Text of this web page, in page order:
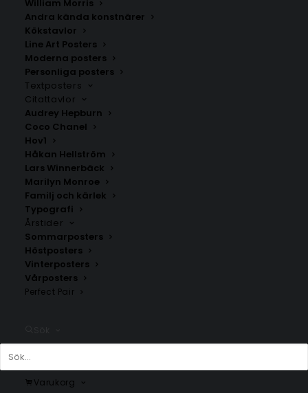
William Morris
Andra kända konstnärer
Kökstavlor
Line Art Posters
Moderna posters
Personliga posters
Textposters
Citattavlor
Audrey Hepburn
Coco Chanel
Hov1
Håkan Hellström
Lars Winnerbäck
Marilyn Monroe
Familj och kärlek
Typografi
Årstider
Sommarposters
Höstposters
Vinterposters
Vårposters
Perfect Pair
Varukorg
Klagstorp
Fr. 200.00kr
Borrby
Fr.200.00
1-2 arbetsdagar